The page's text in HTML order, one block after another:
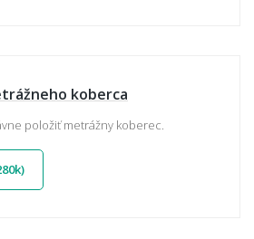
koberca
položiť metrážny koberec.